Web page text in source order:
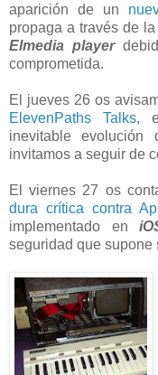
aparición de un
propaga a través de
Elmedia player
comprometida.
El jueves 26 os
ElevenPaths Talks,
inevitable
invitamos a seguir de
El viernes 27 os
dura crítica contra
implementado en
seguridad que supone